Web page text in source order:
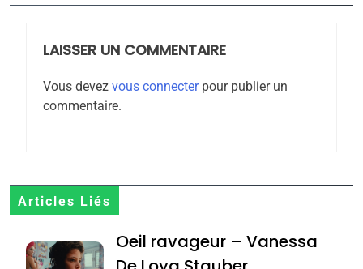
LAISSER UN COMMENTAIRE
Vous devez vous connecterpour publier un
commentaire.
Articles Liés
Oeil ravageur – Vanessa
rapport d’ADL contre
FRANCE ISRAÉL
6
Zrihen-Dvir
7
Jacques Hadida
JUDAISME